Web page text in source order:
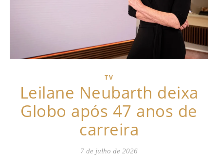
TV
Leilane Neubarth deixa
Globo após 47 anos de
carreira
7 de julho de 2026